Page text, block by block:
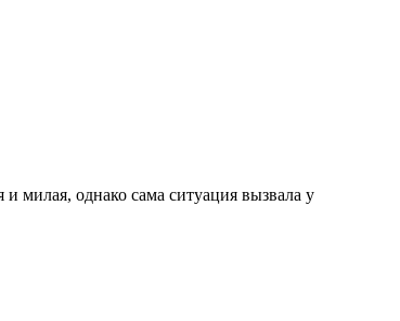
милая, однако сама ситуация вызвала у